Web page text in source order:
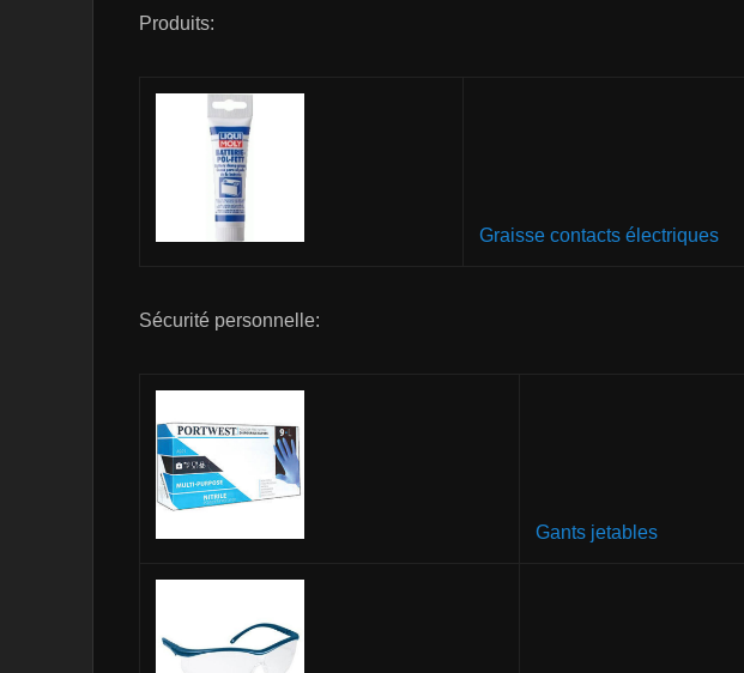
Produits:
Graisse contacts électriques
Sécurité personnelle:
Gants jetables